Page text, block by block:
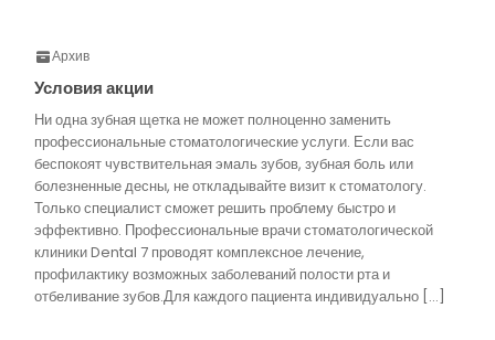
Архив
Условия акции
Ни одна зубная щетка не может полноценно заменить
профессиональные стоматологические услуги. Если вас
беспокоят чувствительная эмаль зубов, зубная боль или
болезненные десны, не откладывайте визит к стоматологу.
Только специалист сможет решить проблему быстро и
эффективно. Профессиональные врачи стоматологической
клиники Dental 7 проводят комплексное лечение,
профилактику возможных заболеваний полости рта и
отбеливание зубов.Для каждого пациента индивидуально […]